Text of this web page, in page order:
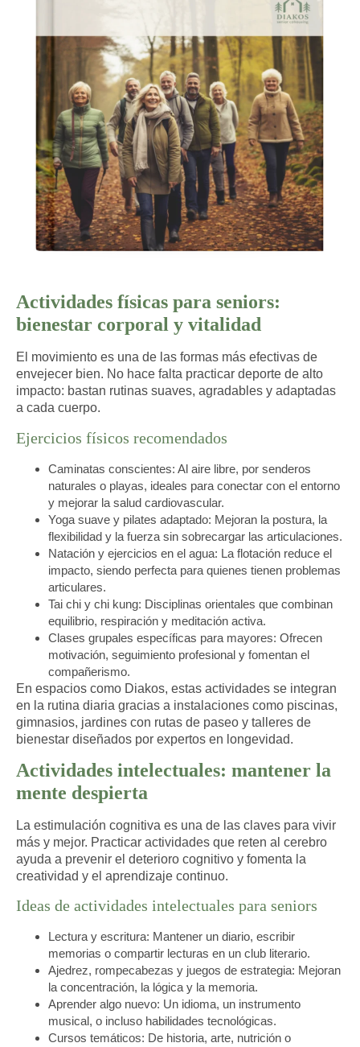
Actividades físicas para seniors:
bienestar corporal y vitalidad
El movimiento es una de las formas más efectivas de
envejecer bien. No hace falta practicar deporte de alto
impacto: bastan rutinas suaves, agradables y adaptadas
a cada cuerpo.
Ejercicios físicos recomendados
Caminatas conscientes: Al aire libre, por senderos
naturales o playas, ideales para conectar con el entorno
y mejorar la salud cardiovascular.
Yoga suave y pilates adaptado: Mejoran la postura, la
flexibilidad y la fuerza sin sobrecargar las articulaciones.
Natación y ejercicios en el agua: La flotación reduce el
impacto, siendo perfecta para quienes tienen problemas
articulares.
Tai chi y chi kung: Disciplinas orientales que combinan
equilibrio, respiración y meditación activa.
Clases grupales específicas para mayores: Ofrecen
motivación, seguimiento profesional y fomentan el
compañerismo.
En espacios como Diakos, estas actividades se integran
en la rutina diaria gracias a instalaciones como piscinas,
gimnasios, jardines con rutas de paseo y talleres de
bienestar diseñados por expertos en longevidad.
Actividades intelectuales: mantener la
mente despierta
La estimulación cognitiva es una de las claves para vivir
más y mejor. Practicar actividades que reten al cerebro
ayuda a prevenir el deterioro cognitivo y fomenta la
creatividad y el aprendizaje continuo.
Ideas de actividades intelectuales para seniors
Lectura y escritura: Mantener un diario, escribir
memorias o compartir lecturas en un club literario.
Ajedrez, rompecabezas y juegos de estrategia: Mejoran
la concentración, la lógica y la memoria.
Aprender algo nuevo: Un idioma, un instrumento
musical, o incluso habilidades tecnológicas.
Cursos temáticos: De historia, arte, nutrición o